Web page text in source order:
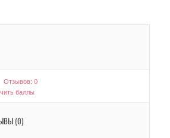
Отзывов: 0
баллы
(0)